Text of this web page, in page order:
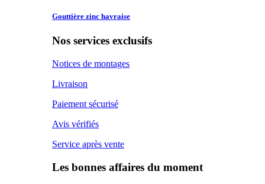
Gouttière zinc havraise
Nos services exclusifs
Notices de montages
Livraison
Paiement sécurisé
Avis vérifiés
Service après vente
Les bonnes affaires du moment